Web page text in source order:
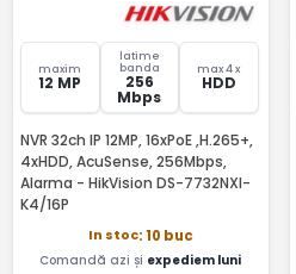
maxim
12 MP
latime
banda
256
Mbps
max 4 x
HDD
NVR 32ch IP 12MP, 16xPoE ,H.265+,
4xHDD, AcuSense, 256Mbps,
Alarma - HikVision DS-7732NXI-
K4/16P
In stoc: 10 buc
Comandă azi și expediem luni